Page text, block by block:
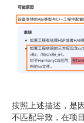
按照上述描述，是
不匹配导致，在项